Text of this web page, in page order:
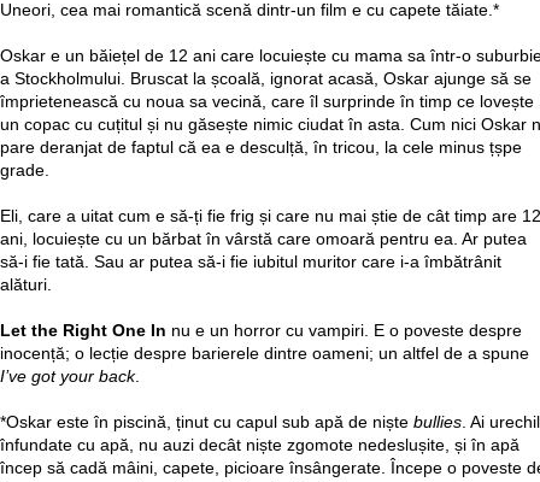
Uneori, cea mai romantică scenă dintr-un film e cu capete tăiate.*
Oskar e un băiețel de 12 ani care locuiește cu mama sa într-o
a Stockholmului. Bruscat la școală, ignorat acasă, Oskar ajunge să se
împrietenească cu noua sa vecină, care îl surprinde în timp ce lovește
un copac cu cuțitul și nu găsește nimic ciudat în asta. Cum nici Oskar
pare deranjat de faptul că ea e desculță, în tricou, la cele minus țșpe
grade.
Eli, care a uitat cum e să-ți fie frig și care nu mai știe de cât timp are 12
ani, locuiește cu un bărbat în vârstă care omoară pentru ea. Ar putea
să-i fie tată. Sau ar putea să-i fie iubitul muritor care i-a îmbătrânit
alături.
Let the Right One In nu e un horror cu vampiri. E o poveste despre
inocență; o lecție despre barierele dintre oameni; un altfel de a spune
I’ve got your back.
*Oskar este în piscină, ținut cu capul sub apă de niște bullies. Ai
înfundate cu apă, nu auzi decât niște zgomote nedeslușite, și în apă
încep să cadă mâini, capete, picioare însângerate. Începe o poveste